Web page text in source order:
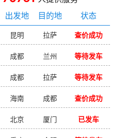
出发地 目的地 状态
昆明 拉萨 查价成功
成都 兰州 等待发车
成都 拉萨 等待发车
海南 成都 查价成功
北京 厦门 已发车